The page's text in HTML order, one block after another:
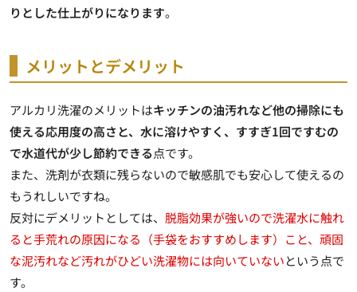
りとした仕上がりになります。
メリットとデメリット
アルカリ洗濯のメリットはキッチンの油汚れなど他の掃除にも
使える応用度の高さと、水に溶けやすく、すすぎ1回ですむの
で水道代が少し節約できる点です。
また、洗剤が衣類に残らないので敏感肌でも安心して使えるの
もうれしいですね。
反対にデメリットとしては、 脱脂効果が強いので洗濯水に触れ
ると手荒れの原因になる（手袋をおすすめします）こと、頑固
な泥汚れなど汚れがひどい洗濯物には向いていないという点で
す。